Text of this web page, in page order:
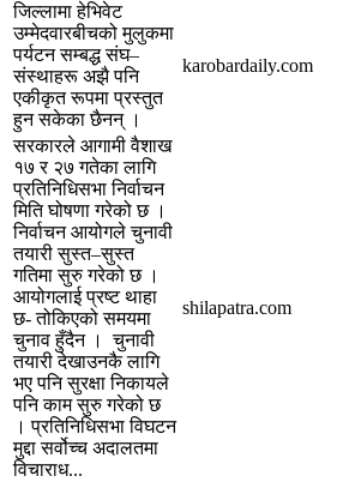
जिल्लामा हेभिवेट
उम्मेदवारबीचको मुलुकमा
पर्यटन सम्बद्ध संघ–
संस्थाहरू अझै पनि
एकीकृत रूपमा प्रस्तुत
हुन सकेका छैनन् ।
karobardaily.com
सरकारले आगामी वैशाख
१७ र २७ गतेका लागि
प्रतिनिधिसभा निर्वाचन
मिति घोषणा गरेको छ ।
निर्वाचन आयोगले चुनावी
तयारी सुस्त–सुस्त
गतिमा सुरु गरेको छ ।
आयोगलाई प्रष्ट थाहा
छ- तोकिएको समयमा
चुनाव हुँदैन । चुनावी
तयारी देखाउनकै लागि
भए पनि सुरक्षा निकायले
पनि काम सुरु गरेको छ
। प्रतिनिधिसभा विघटन
मुद्दा सर्वोच्च अदालतमा
विचाराध...
shilapatra.com